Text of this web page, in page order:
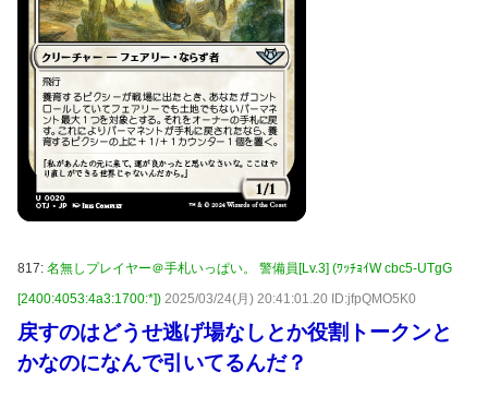
817: 名無しプレイヤー＠手札いっぱい。 警備員[Lv.3] (ﾜｯﾁｮｲW cbc5-UTgG
[2400:4053:4a3:1700:*]) 2025/03/24(月) 20:41:01.20 ID:jfpQMO5K0
戻すのはどうせ逃げ場なしとか役割トークンと
かなのになんで引いてるんだ？